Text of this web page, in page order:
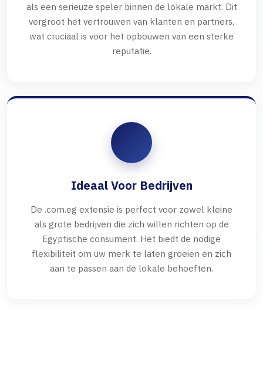
als een serieuze speler binnen de lokale markt. Dit
vergroot het vertrouwen van klanten en partners,
wat cruciaal is voor het opbouwen van een sterke
reputatie.
Ideaal Voor Bedrijven
De .com.eg extensie is perfect voor zowel kleine
als grote bedrijven die zich willen richten op de
Egyptische consument. Het biedt de nodige
flexibiliteit om uw merk te laten groeien en zich
aan te passen aan de lokale behoeften.